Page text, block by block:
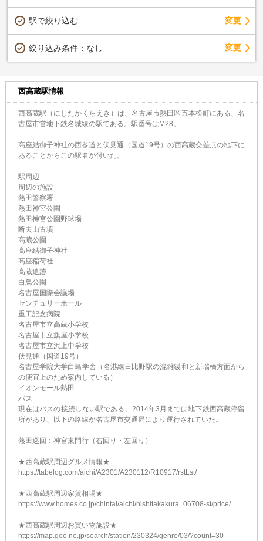
駅で絞り込む 変更
絞り込み条件： なし 変更
西高蔵駅情報
西高蔵駅（にしたかくらえき）は、名古屋市熱田区五本松町にある、名
古屋市営地下鉄名城線の駅である。駅番号はM28。
高座結御子神社の西参道と伏見通（国道19号）の西高蔵交差点の地下に
あることからこの駅名が付いた。
駅周辺
周辺の施設
熱田警察署
熱田神宮公園
熱田神宮公園野球場
断夫山古墳
高蔵公園
高座結御子神社
高座稲荷社
高蔵遺跡
白鳥公園
名古屋国際会議場
センチュリーホール
重工記念病院
名古屋市立高蔵小学校
名古屋市立旗屋小学校
名古屋市立沢上中学校
伏見通（国道19号）
名古屋学院大学白鳥学舎（名港線日比野駅の混雑緩和と新瑞橋方面から
の便宜上のため案内している）
イオンモール熱田
バス
現在はバスの接続しない駅である。2014年3月までは地下鉄西高蔵停留
所があり、以下の路線が名古屋市交通局により運行されていた。
熱田巡回：神宮東門行（右回り・左回り）
★西高蔵駅周辺グルメ情報★
https://tabelog.com/aichi/A2301/A230112/R10917/rstLst/
★西高蔵駅周辺家賃相場★
https://www.homes.co.jp/chintai/aichi/nishitakakura_06708-st/price/
★西高蔵駅周辺お買い物施設★
https://map.goo.ne.jp/search/station/230324/genre/03/?count=30